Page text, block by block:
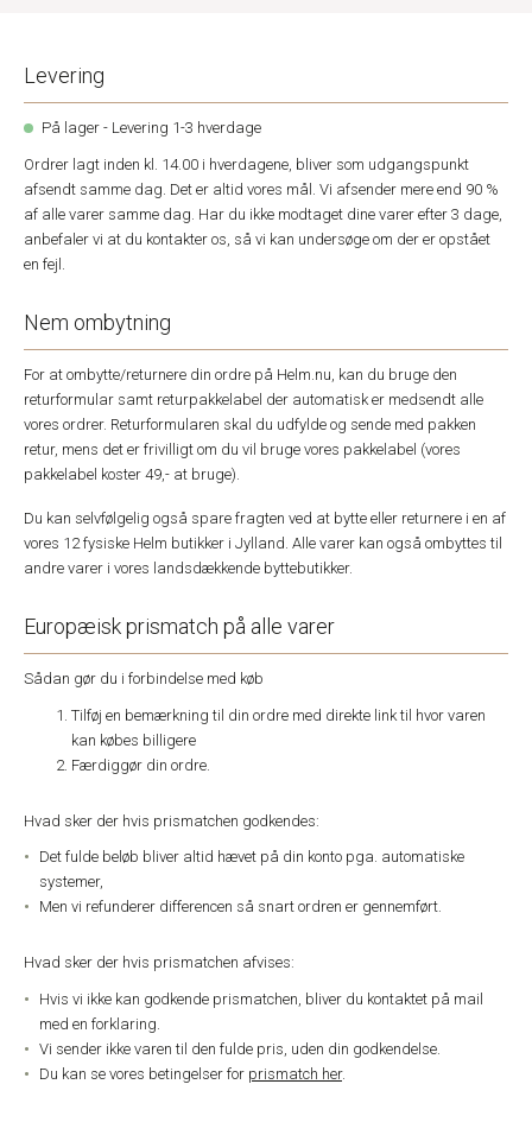
Levering
På lager - Levering 1-3 hverdage
Ordrer lagt inden kl. 14.00 i hverdagene, bliver som udgangspunkt
afsendt samme dag. Det er altid vores mål. Vi afsender mere end 90 %
af alle varer samme dag. Har du ikke modtaget dine varer efter 3 dage,
anbefaler vi at du kontakter os, så vi kan undersøge om der er opstået
en fejl.
Nem ombytning
For at ombytte/returnere din ordre på Helm.nu, kan du bruge den
returformular samt returpakkelabel der automatisk er medsendt alle
vores ordrer. Returformularen skal du udfylde og sende med pakken
retur, mens det er frivilligt om du vil bruge vores pakkelabel (vores
pakkelabel koster 49,- at bruge).
Du kan selvfølgelig også spare fragten ved at bytte eller returnere i en af
vores 12 fysiske Helm butikker i Jylland. Alle varer kan også ombyttes til
andre varer i vores landsdækkende byttebutikker.
Europæisk prismatch på alle varer
Sådan gør du i forbindelse med køb
Tilføj en bemærkning til din ordre med direkte link til hvor varen
kan købes billigere
Færdiggør din ordre.
Hvad sker der hvis prismatchen godkendes:
Det fulde beløb bliver altid hævet på din konto pga. automatiske
systemer,
Men vi refunderer differencen så snart ordren er gennemført.
Hvad sker der hvis prismatchen afvises:
Hvis vi ikke kan godkende prismatchen, bliver du kontaktet på mail
med en forklaring.
Vi sender ikke varen til den fulde pris, uden din godkendelse.
Du kan se vores betingelser for prismatch her.